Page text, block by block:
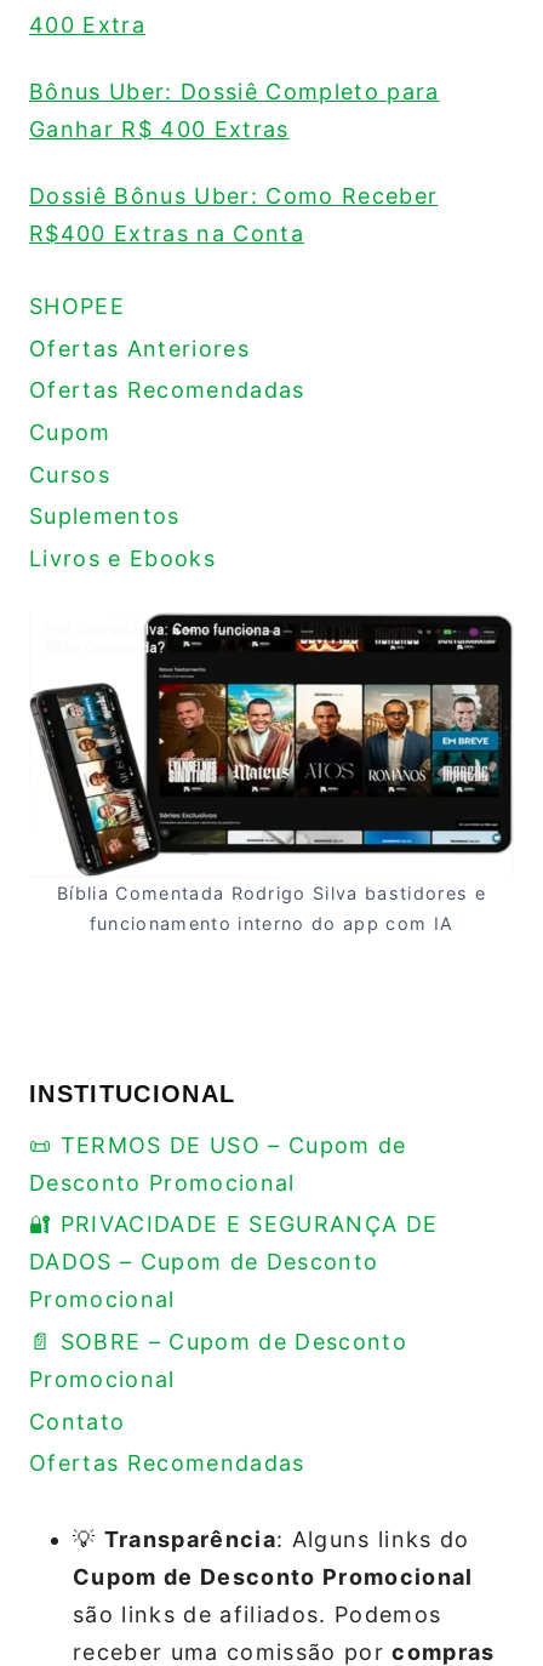
400 Extra
Bônus Uber: Dossiê Completo para
Ganhar R$ 400 Extras
Dossiê Bônus Uber: Como Receber
R$400 Extras na Conta
SHOPEE
Ofertas Anteriores
Ofertas Recomendadas
Cupom
Cursos
Suplementos
Livros e Ebooks
Bíblia Comentada Rodrigo Silva bastidores e
funcionamento interno do app com IA
INSTITUCIONAL
📜 TERMOS DE USO – Cupom de
Desconto Promocional
🔐 PRIVACIDADE E SEGURANÇA DE
DADOS – Cupom de Desconto
Promocional
📄 SOBRE – Cupom de Desconto
Promocional
Contato
Ofertas Recomendadas
💡 Transparência: Alguns links do
Cupom de Desconto Promocional
são links de afiliados. Podemos
receber uma comissão porcompras